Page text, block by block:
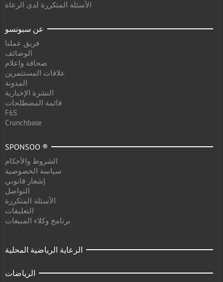
الأسئلة المتكررة لدى الرعاة
عن سبونسو
فريق عملنا
الوضائف
صحافة واعلام
علاقات المستثمرين
المدونة
النشرة الإخبارية
قائمة المصطلحات
F6S
Crunchbase
SPONSOO ®
الشروط والأحكام
سياسة الخصوصية
إشعار قانوني
التواصل
الأسئلة المتكررة
التعليقات
برنامج وكلاء المبيعات
الرعاية الرياضية المحلية
الرياضات